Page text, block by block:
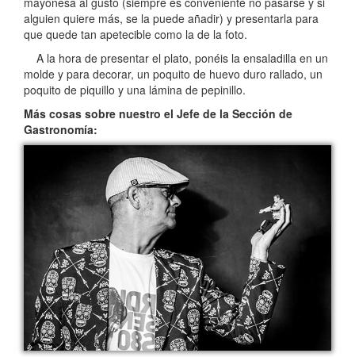
alguien quiere más, se la puede añadir) y presentarla para
que quede tan apetecible como la de la foto.
A la hora de presentar el plato, ponéis la ensaladilla en un
molde y para decorar, un poquito de huevo duro rallado, un
poquito de piquillo y una lámina de pepinillo.
Más cosas sobre nuestro el Jefe de la Sección de
Gastronomía: